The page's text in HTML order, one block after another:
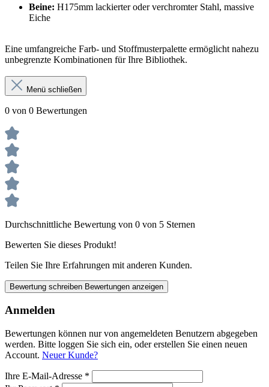
Beine: H175mm lackierter oder verchromter Stahl, massive
Eiche
Eine umfangreiche Farb- und Stoffmusterpalette ermöglicht nahezu
unbegrenzte Kombinationen für Ihre Bibliothek.
Menü schließen
0 von 0 Bewertungen
Durchschnittliche Bewertung von 0 von 5 Sternen
Bewerten Sie dieses Produkt!
Teilen Sie Ihre Erfahrungen mit anderen Kunden.
Bewertung schreiben Bewertungen anzeigen
Anmelden
Bewertungen können nur von angemeldeten Benutzern abgegeben
werden. Bitte loggen Sie sich ein, oder erstellen Sie einen neuen
Account. Neuer Kunde?
Ihre E-Mail-Adresse *